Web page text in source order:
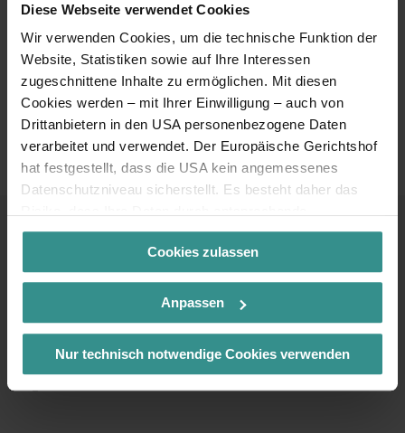
Diese Webseite verwendet Cookies
Wir verwenden Cookies, um die technische Funktion der
Website, Statistiken sowie auf Ihre Interessen
zugeschnittene Inhalte zu ermöglichen. Mit diesen
Cookies werden – mit Ihrer Einwilligung – auch von
Drittanbietern in den USA personenbezogene Daten
verarbeitet und verwendet. Der Europäische Gerichtshof
hat festgestellt, dass die USA kein angemessenes
Datenschutzniveau sicherstellt. Es besteht daher das
Anordnungen gegenüber den Drittanbietern (z.B. Google,
Meta) dem Zugriff durch US-Behörden zu Kontroll- und
Überwachungszwecken unterliegen und dagegen keine
wirksamen Rechtsbehelfe zur Verfügung stehen. Mit
Ihrem Klick auf „Cookies (inkl. US-Anbietern)
von Drittanbietern (auch in den USA) verwendet werden
Cookies zulassen
Anpassen
Nur technisch notwendige Cookies verwenden
Dann entdecke noch mehr Konzerte, Feste, Kulturhighlights,
Kulinarik und sportliche Events für deine ZEIT zwischen See
und Berg.
TOP Veranstaltungen
ansehen
Kontakt & Service
+43 4246 37444
Mail
info@mbn-tourismus.at